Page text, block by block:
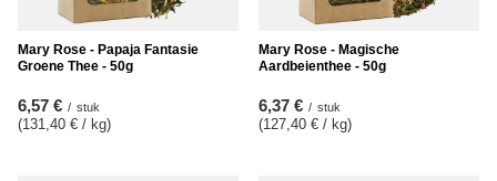
Mary Rose - Papaja Fantasie
Groene Thee - 50g
6,57 € / stuk
(131,40 € / kg)
Mary Rose - Magische
Aardbeienthee - 50g
6,37 € / stuk
(127,40 € / kg)